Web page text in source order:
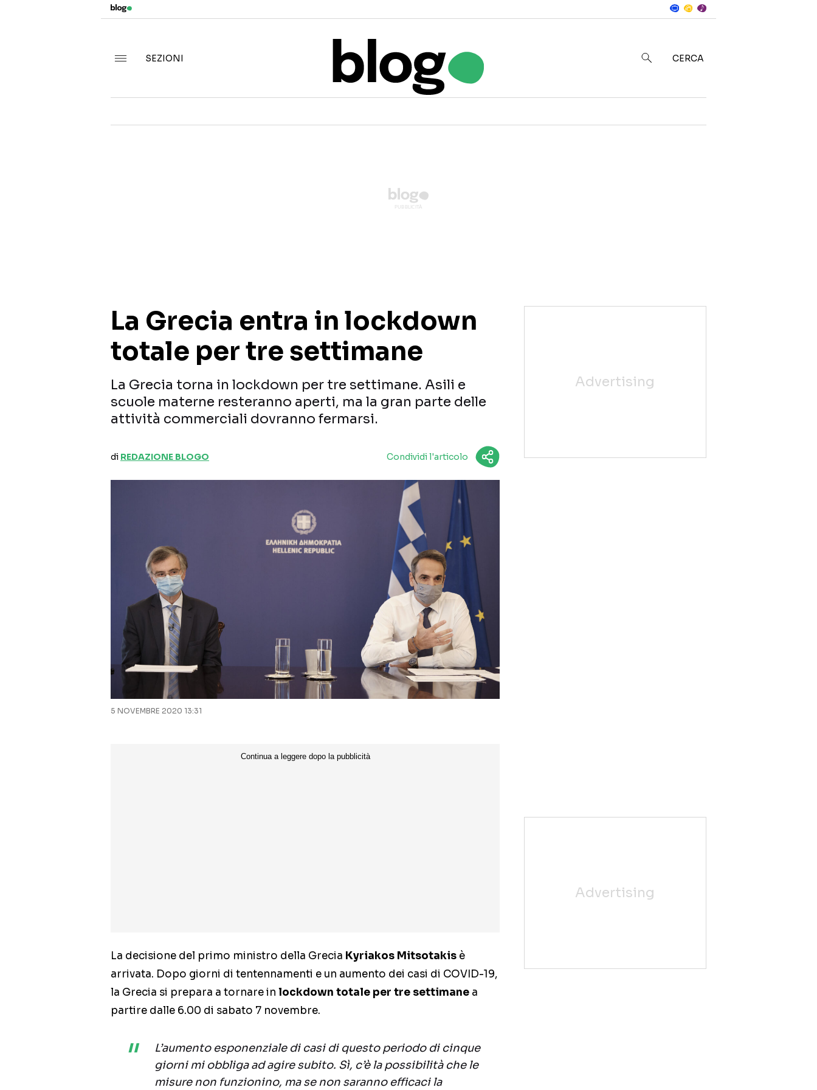
SEZIONI
CERCA
La Grecia entra in lockdown
totale per tre settimane
La Grecia torna in lockdown per tre settimane. Asili e
scuole materne resteranno aperti, ma la gran parte delle
attività commerciali dovranno fermarsi.
di REDAZIONE BLOGO Condividi l'articolo
5 NOVEMBRE 2020 13:31
La decisione del primo ministro della Grecia Kyriakos Mitsotakis è
arrivata. Dopo giorni di tentennamenti e un aumento dei casi di COVID-19,
la Grecia si prepara a tornare in lockdown totale per tre settimane a
partire dalle 6.00 di sabato 7 novembre.
L’aumento esponenziale di casi di questo periodo di cinque
giorni mi obbliga ad agire subito. Sì, c’è la possibilità che le
misure non funzionino, ma se non saranno efficaci la